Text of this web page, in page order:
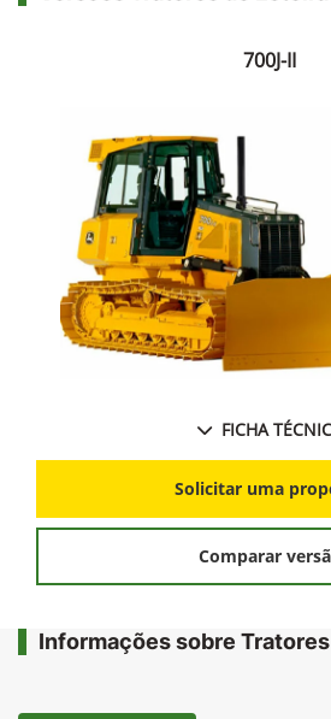
700J-II
FICHA
Solicitar uma
Comparar
Informações sobre